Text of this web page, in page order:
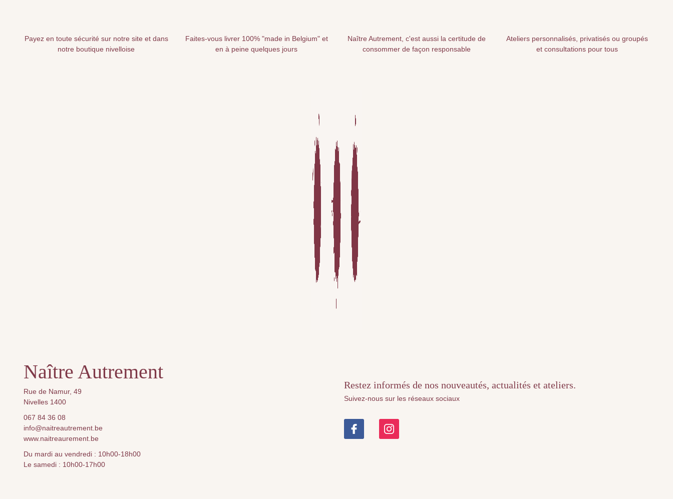
Payez en toute sécurité sur notre site et dans
notre boutique nivelloise
Faites-vous livrer 100% "made in Belgium" et
en à peine quelques jours
Naître Autrement, c'est aussi la certitude de
consommer de façon responsable
Ateliers personnalisés, privatisés ou groupés
et consultations pour tous
Naître Autrement
Rue de Namur, 49
Nivelles 1400
067 84 36 08
info@naitreautrement.be
www.naitreaurement.be
Du mardi au vendredi : 10h00-18h00
Le samedi : 10h00-17h00
Restez informés de nos nouveautés, actualités et ateliers.
Suivez-nous sur les réseaux sociaux